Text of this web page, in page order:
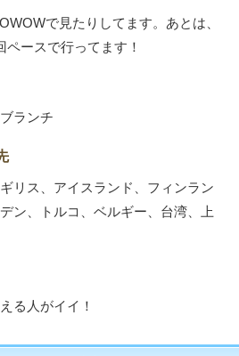
で見たりしてます。あとは、
ースで行ってます！
ランチ
リス、アイスランド、フィンラン
ン、トルコ、ベルギー、台湾、上
る人がイイ！